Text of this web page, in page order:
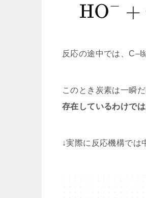
反応の途中では、C–I
このとき炭素は一瞬
存在しているわけで
↓実際に反応機構では